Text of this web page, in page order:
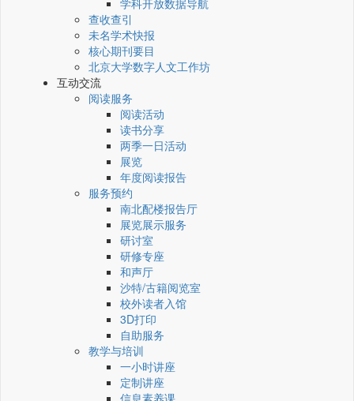
学科开放数据导航
查收查引
未名学术快报
核心期刊要目
北京大学数字人文工作坊
互动交流
阅读服务
阅读活动
读书分享
两季一日活动
展览
年度阅读报告
服务预约
南北配楼报告厅
展览展示服务
研讨室
研修专座
和声厅
沙特/古籍阅览室
校外读者入馆
3D打印
自助服务
教学与培训
一小时讲座
定制讲座